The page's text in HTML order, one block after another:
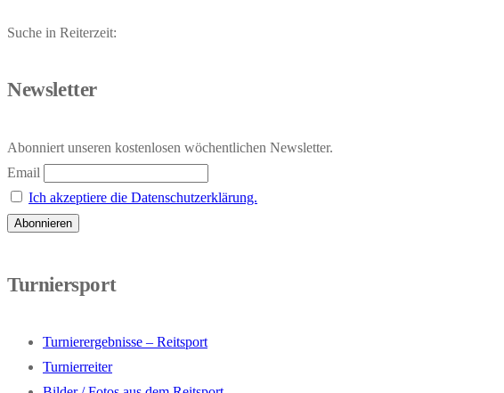
Suche in Reiterzeit:
Newsletter
Abonniert unseren kostenlosen wöchentlichen Newsletter.
Email
Ich akzeptiere die Datenschutzerklärung.
Turniersport
Turnierergebnisse – Reitsport
Turnierreiter